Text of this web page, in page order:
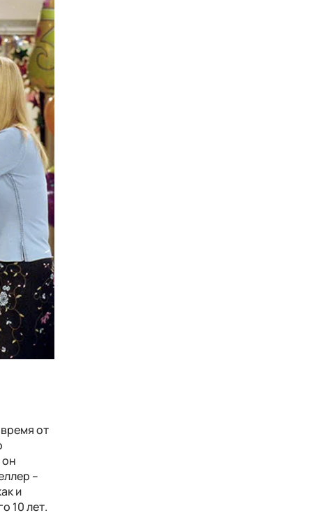
от
–
и
10 лет.